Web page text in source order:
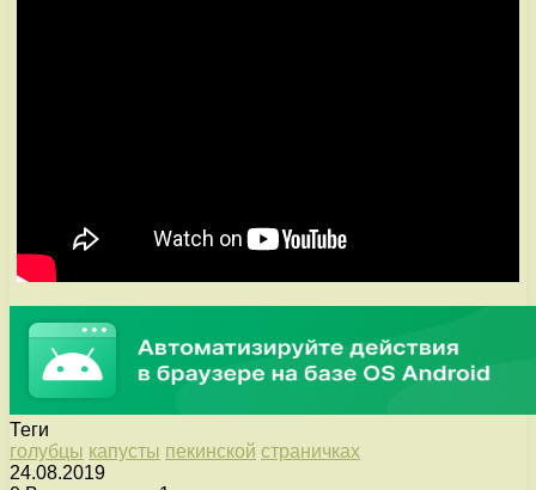
Теги
голубцы капусты пекинской страничках
24.08.2019